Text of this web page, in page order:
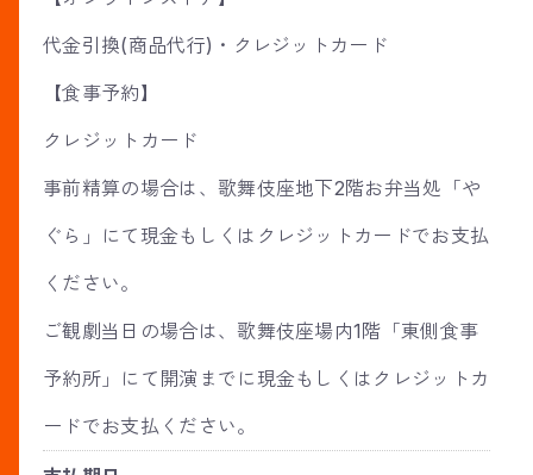
代金引換(商品代行)・クレジットカード
【食事予約】
クレジットカード
事前精算の場合は、歌舞伎座地下2階お弁当処「や
ぐら」にて現金もしくはクレジットカードでお支払
ください。
ご観劇当日の場合は、歌舞伎座場内1階「東側食事
予約所」にて開演までに現金もしくはクレジットカ
ードでお支払ください。